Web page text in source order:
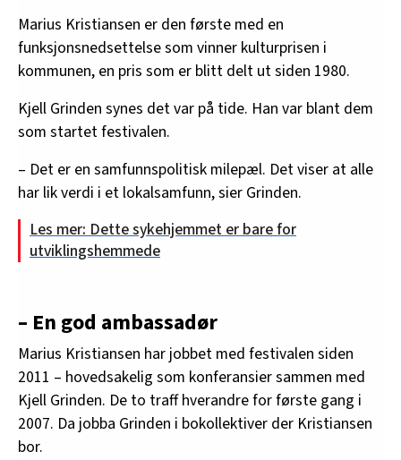
Marius Kristiansen er den første med en
funksjonsnedsettelse som vinner kulturprisen i
kommunen, en pris som er blitt delt ut siden 1980.
Kjell Grinden synes det var på tide. Han var blant dem
som startet festivalen.
– Det er en samfunnspolitisk milepæl. Det viser at alle
har lik verdi i et lokalsamfunn, sier Grinden.
Les mer: Dette sykehjemmet er bare for
utviklingshemmede
– En god ambassadør
Marius Kristiansen har jobbet med festivalen siden
2011 – hovedsakelig som konferansier sammen med
Kjell Grinden. De to traff hverandre for første gang i
2007. Da jobba Grinden i bokollektiver der Kristiansen
bor.